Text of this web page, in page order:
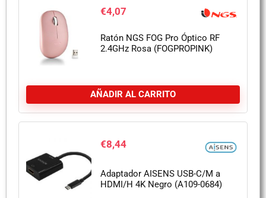
€4,07
Ratón NGS FOG Pro Óptico RF
2.4GHz Rosa (FOGPROPINK)
AÑADIR AL CARRITO
€8,44
Adaptador AISENS USB-C/M a
HDMI/H 4K Negro (A109-0684)